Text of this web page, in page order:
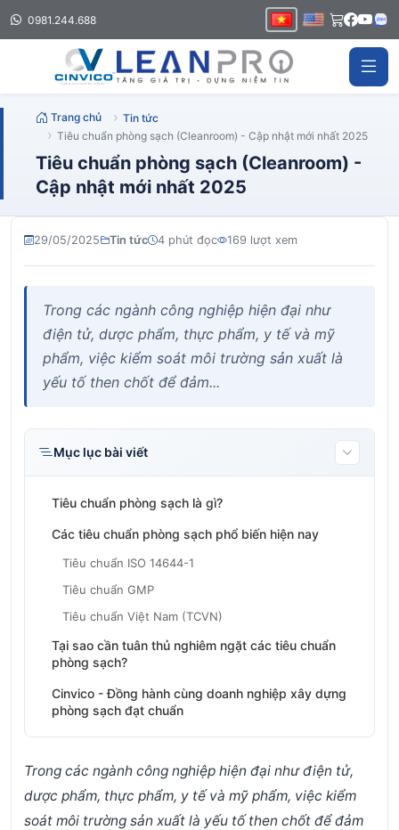
0981.244.688
Trang chủ
Tin tức
Tiêu chuẩn phòng sạch (Cleanroom) - Cập nhật mới nhất 2025
Tiêu chuẩn phòng sạch (Cleanroom) -
Cập nhật mới nhất 2025
29/05/2025 Tin tức 4 phút đọc 169 lượt xem
Trong các ngành công nghiệp hiện đại như
điện tử, dược phẩm, thực phẩm, y tế và mỹ
phẩm, việc kiểm soát môi trường sản xuất là
yếu tố then chốt để đảm...
Mục lục bài viết
Tiêu chuẩn phòng sạch là gì?
Các tiêu chuẩn phòng sạch phổ biến hiện nay
Tiêu chuẩn ISO 14644-1
Tiêu chuẩn GMP
Tiêu chuẩn Việt Nam (TCVN)
Tại sao cần tuân thủ nghiêm ngặt các tiêu chuẩn
phòng sạch?
Cinvico - Đồng hành cùng doanh nghiệp xây dựng
phòng sạch đạt chuẩn
Trong các ngành công nghiệp hiện đại như điện tử,
dược phẩm, thực phẩm, y tế và mỹ phẩm, việc kiểm
soát môi trường sản xuất là yếu tố then chốt để đảm